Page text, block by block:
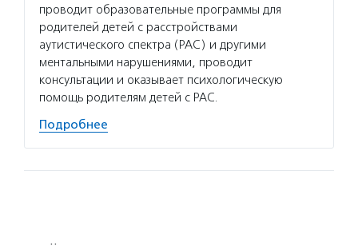
проводит образовательные программы для
родителей детей с расстройствами
аутистического спектра (РАС) и другими
ментальными нарушениями, проводит
консультации и оказывает психологическую
помощь родителям детей с РАС.
Подробнее